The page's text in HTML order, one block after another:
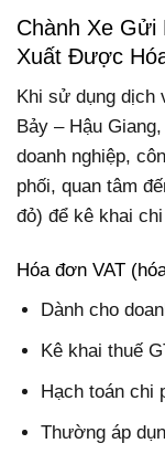
Chành Xe Gửi
Xuất Được
Khi sử dụng dịch
Bảy – Hậu
doanh nghiệp,
phối, quan tâm
đỏ) để kê khai
Hóa đơn VAT
Dành cho
Kê khai thuế
Hạch toán chi
Thường áp